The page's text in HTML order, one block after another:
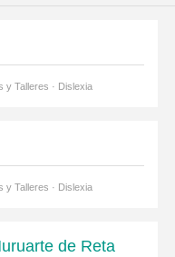
y Talleres · Dislexia
y Talleres · Dislexia
de Reta